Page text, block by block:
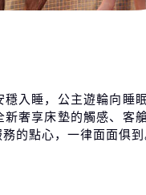
入睡，公主遊輪向睡
奢享床墊的觸感、客
的點心，一律面面俱到